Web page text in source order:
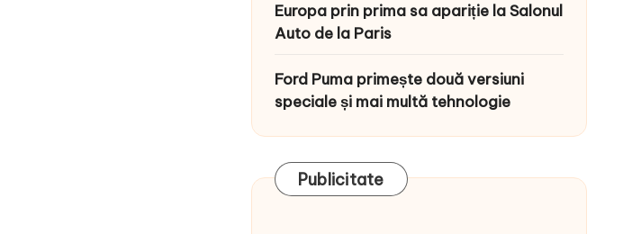
Europa prin prima sa apariție la Salonul
Auto de la Paris
Ford Puma primește două versiuni
speciale și mai multă tehnologie
Publicitate